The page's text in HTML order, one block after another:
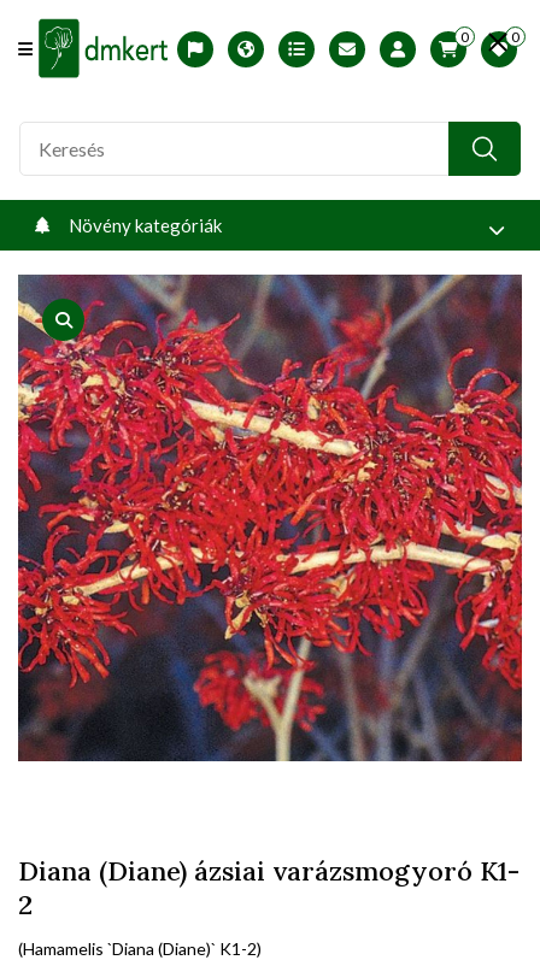
Offcanvas Menu Open
English version
Télállósági zónák
Nyomtatható ABC árjegyzék
Profilom
0 0
Növény kategóriák
product view
Diana (Diane) ázsiai varázsmogyoró K1-
2
(Hamamelis `Diana (Diane)` K1-2)